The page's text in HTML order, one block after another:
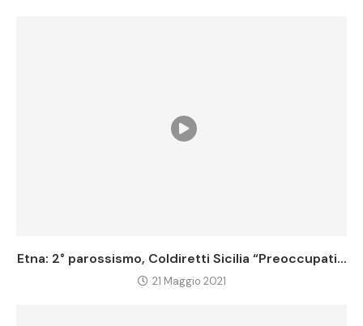
Etna: 2° parossismo, Coldiretti Sicilia “Preoccupati...
21 Maggio 2021